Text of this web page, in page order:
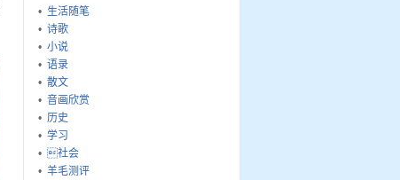
生活随笔
诗歌
小说
语录
散文
音画欣赏
历史
学习
社会
羊毛测评